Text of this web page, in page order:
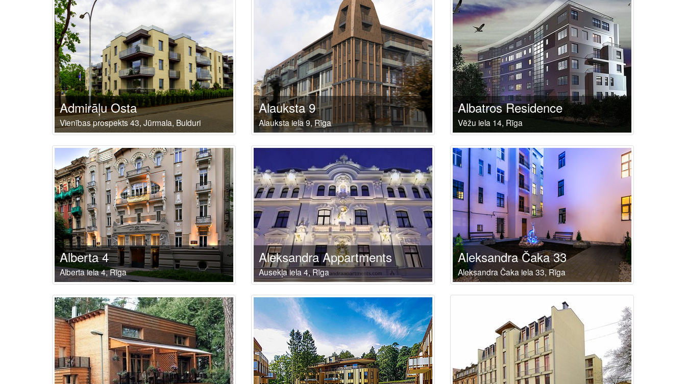
Admirāļu Osta
Vienības prospekts 43, Jūrmala, Bulduri
Alauksta 9
Alauksta iela 9, Rīga
Albatros Residence
Vēžu iela 14, Rīga
Alberta 4
Alberta iela 4, Rīga
Aleksandra Appartments
Ausekļa iela 4, Rīga
Aleksandra Čaka 33
Aleksandra Čaka iela 33, Rīga